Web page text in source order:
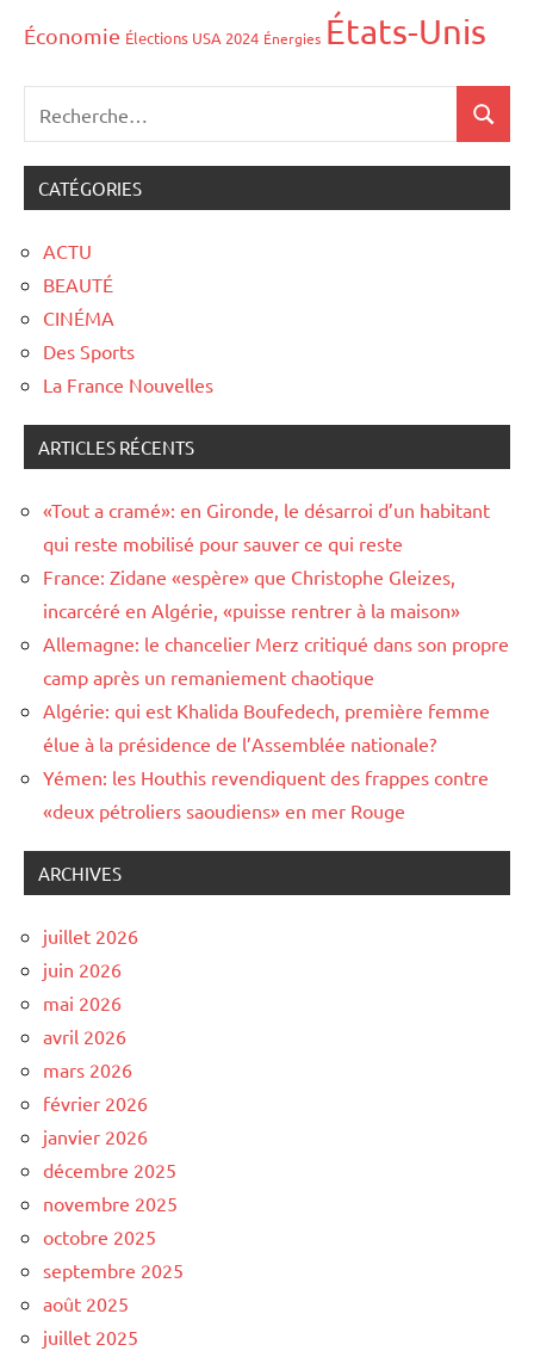
Économie Élections USA 2024 Énergies États-Unis
CATÉGORIES
ACTU
BEAUTÉ
CINÉMA
Des Sports
La France Nouvelles
ARTICLES RÉCENTS
«Tout a cramé»: en Gironde, le désarroi d’un habitant
qui reste mobilisé pour sauver ce qui reste
France: Zidane «espère» que Christophe Gleizes,
incarcéré en Algérie, «puisse rentrer à la maison»
Allemagne: le chancelier Merz critiqué dans son propre
camp après un remaniement chaotique
Algérie: qui est Khalida Boufedech, première femme
élue à la présidence de l’Assemblée nationale?
Yémen: les Houthis revendiquent des frappes contre
«deux pétroliers saoudiens» en mer Rouge
ARCHIVES
juillet 2026
juin 2026
mai 2026
avril 2026
mars 2026
février 2026
janvier 2026
décembre 2025
novembre 2025
octobre 2025
septembre 2025
août 2025
juillet 2025